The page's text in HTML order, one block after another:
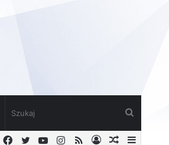
Losowy
Losowy
Zaloguj
RSS
Instagram
YouTube
Twitter
Facebook